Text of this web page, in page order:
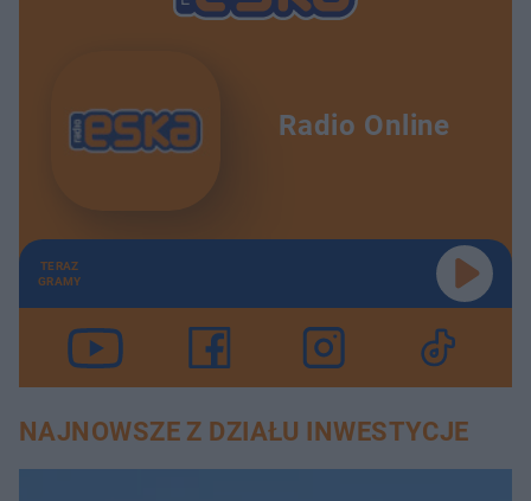
Radio Online
TERAZ
GRAMY
NAJNOWSZE Z DZIAŁU INWESTYCJE